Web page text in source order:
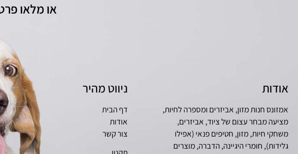
או מלאו
אודות
אמזונס חנות מזון, אביזרים ומספרה לחיות,
מציעה מבחר עצום של ציוד, אביזרים,
משחקי חיות, מזון, חטיפים פנאי (אפילו
גלידות), חומרי היגיינה, הדברה, מוצרים
ניווט מהיר
דף הבית
אודות
צור קשר